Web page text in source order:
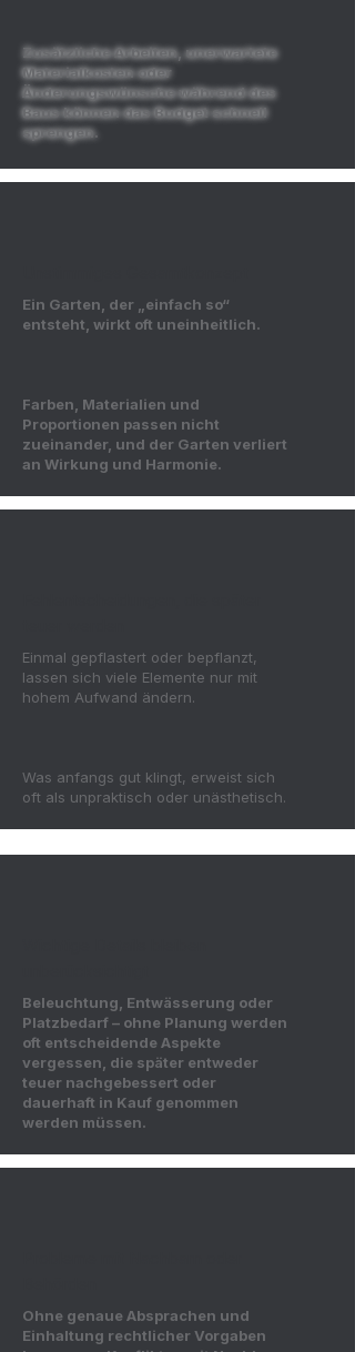
Zusätzliche Arbeiten, unerwartete
Materialkosten oder
Änderungswünsche während des
Baus können das Budget schnell
sprengen.
Ein Garten, der „einfach so“
entsteht, wirkt oft uneinheitlich.
Farben, Materialien und
Proportionen passen nicht
zueinander, und der Garten verliert
an Wirkung und Harmonie.
Einmal gepflastert oder bepflanzt,
lassen sich viele Elemente nur mit
hohem Aufwand ändern.
Was anfangs gut klingt, erweist sich
oft als unpraktisch oder unästhetisch.
Beleuchtung, Entwässerung oder
Platzbedarf – ohne Planung werden
oft entscheidende Aspekte
vergessen, die später entweder
teuer nachgebessert oder
dauerhaft in Kauf genommen
werden müssen.
Ohne genaue Absprachen und
Einhaltung rechtlicher Vorgaben